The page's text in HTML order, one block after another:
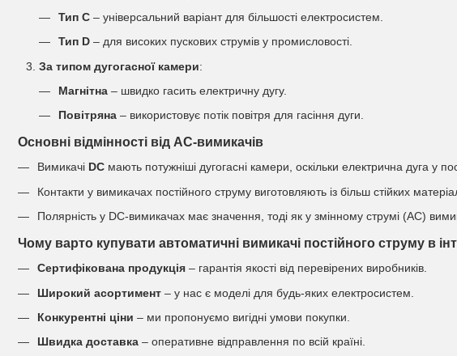
Тип C – універсальний варіант для більшості електросистем.
Тип D – для високих пускових струмів у промисловості.
За типом дугогасної камери:
Магнітна – швидко гасить електричну дугу.
Повітряна – використовує потік повітря для гасіння дуги.
Основні відмінності від AC-вимикачів
Вимикачі DC мають потужніші дугогасні камери, оскільки електрична дуга у
Контакти у вимикачах постійного струму виготовляють із більш стійких
Полярність у DC-вимикачах має значення, тоді як у змінному струмі (AC)
Чому варто купувати автоматичні вимикачі постійного струму в
Сертифікована продукція – гарантія якості від перевірених виробників.
Широкий асортимент – у нас є моделі для будь-яких електросистем.
Конкурентні ціни – ми пропонуємо вигідні умови покупки.
Швидка доставка – оперативне відправлення по всій країні.